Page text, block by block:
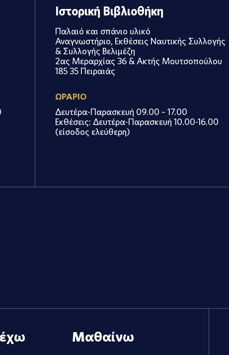
Ιστορική Βιβλιοθήκη
Παλαιό και σπάνιο υλικό
Αναγνωστήριο, Εκθέσεις Ναυτικής Συλλογής
& Συλλογής Βελιμέζη
2ας Μεραρχίας 36 & Ακτής Μουτσοπούλου
185 35 Πειραιάς
ΩΡΑΡΙΟ
Δευτέρα-Παρασκευή 09.00 – 17.00
Εκθέσεις: Δευτέρα-Παρασκευή 10.00-16.00
(είσοδος ελεύθερη)
Μαθαίνω